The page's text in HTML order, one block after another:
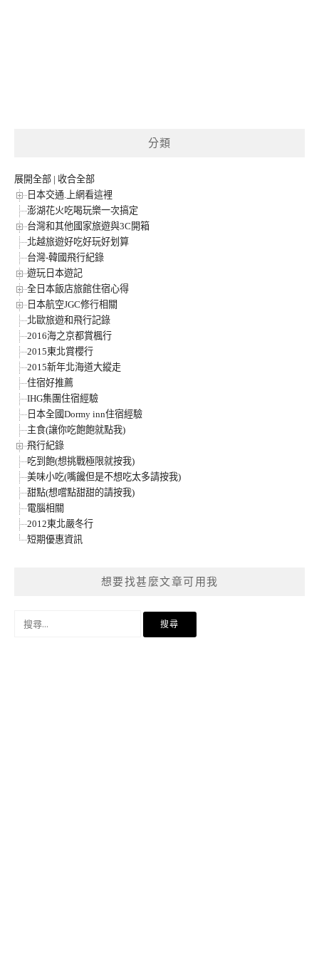
分類
展開全部 | 收合全部
日本交通.上網看這裡
澎湖花火吃喝玩樂一次搞定
台灣和其他國家旅遊與3C開箱
北越旅遊好吃好玩好划算
台灣-韓國飛行紀錄
遊玩日本遊記
全日本飯店旅館住宿心得
日本航空JGC修行相關
北歐旅遊和飛行記錄
2016海之京都賞楓行
2015東北賞櫻行
2015新年北海道大縱走
住宿好推薦
IHG集團住宿經驗
日本全國Dormy inn住宿經驗
主食(讓你吃飽飽就點我)
飛行紀錄
吃到飽(想挑戰極限就按我)
美味小吃(嘴饞但是不想吃太多請按我)
甜點(想嚐點甜甜的請按我)
電腦相關
2012東北嚴冬行
短期優惠資訊
想要找甚麼文章可用我